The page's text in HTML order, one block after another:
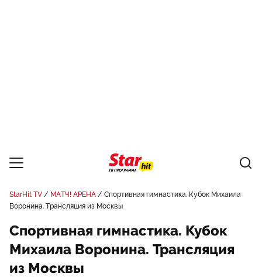
StarHit TV МАТЧ! АРЕНА
Спортивная гимнастика. Кубок Михаила
Воронина. Трансляция из Москвы
Спортивная гимнастика. Кубок
Михаила Воронина. Трансляция
из Москвы